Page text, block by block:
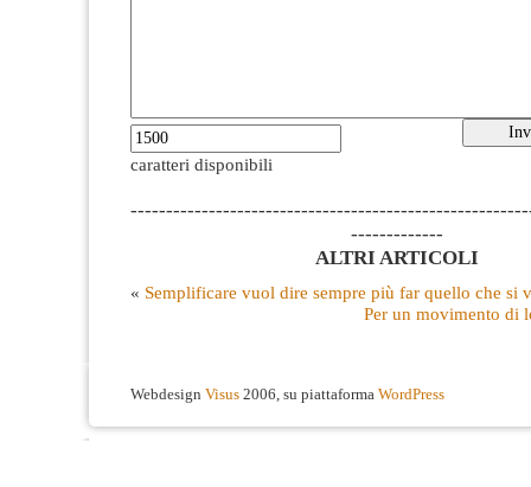
caratteri disponibili
-------------
ALTRI ARTICOLI
« Semplificare vuol dire sempre più far quello che si
Per un movimento di
Webdesign Visus 2006, su piattaforma WordPress